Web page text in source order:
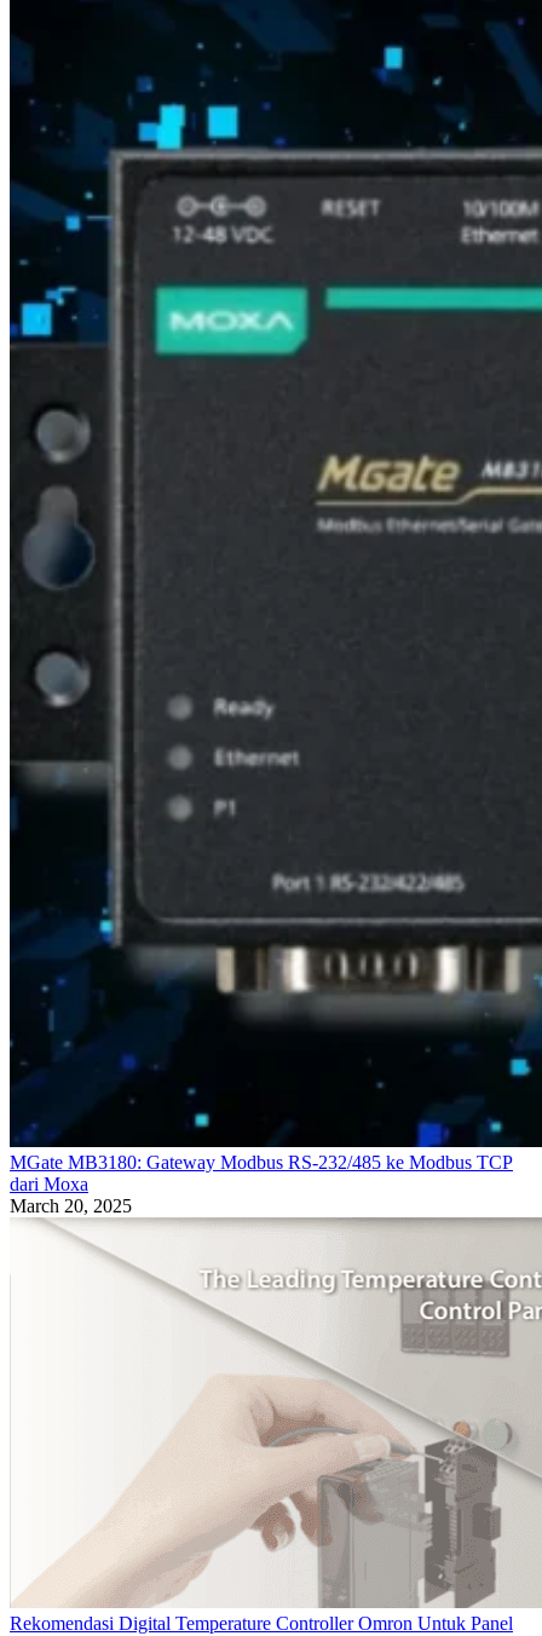
MGate MB3180: Gateway Modbus RS-232/485 ke Modbus TCP
dari Moxa
March 20, 2025
Rekomendasi Digital Temperature Controller Omron Untuk Panel